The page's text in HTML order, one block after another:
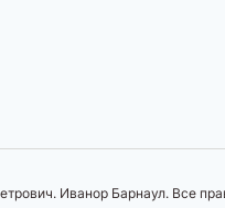
Иванор Барнаул. Все